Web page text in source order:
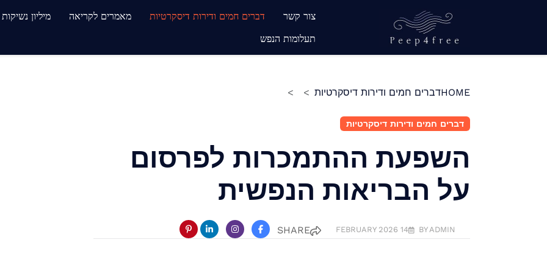
קס עם זר דירות מרוסנות של חברה
צור קשר דברים חמים ודירות דיסקרטיות מאמרים לקריאה מיליון נשיקות
תעלומות הנפש
HOMEדברים חמים ודירות דיסקרטיות
דברים חמים ודירות דיסקרטיות
השפעת ההתמכרות לפרסום
על הבריאות הנפשית
BY ADMIN
14 FEBRUARY 2026
SHARE